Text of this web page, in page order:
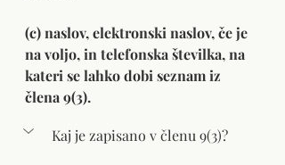
(c) naslov, elektronski naslov, če je
na voljo, in telefonska številka, na
kateri se lahko dobi seznam iz
člena 9(3).
Kaj je zapisano v členu 9(3)?